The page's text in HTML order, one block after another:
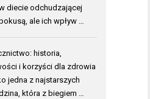
diecie odchudzającej
ale ich wpływ …
historia,
i korzyści dla zdrowia
jedna z najstarszych
która z biegiem …